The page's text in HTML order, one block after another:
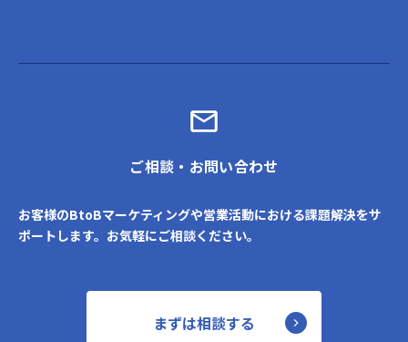
ご相談・お問い合わせ
お客様のBtoBマーケティングや営業活動における課題解決をサ
ポートします。お気軽にご相談ください。
まずは相談する